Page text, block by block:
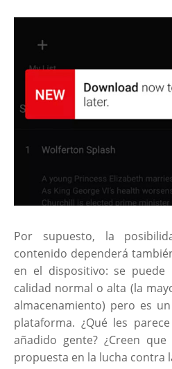
Por supuesto, la
contenido dependerá
en el dispositivo: se
calidad normal o alta (la
almacenamiento) pero es
plataforma. ¿Qué les
añadido gente? ¿Creen
propuesta en la lucha contra